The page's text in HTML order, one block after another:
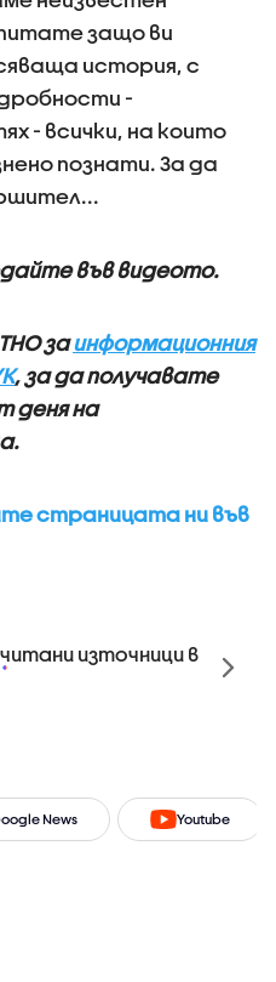
защо ви
история, с
-
- всички, на които
познати. За да
във видеото.
заинформационния
, за да получавате
деня на
страницата ни във
източници в
News Youtube